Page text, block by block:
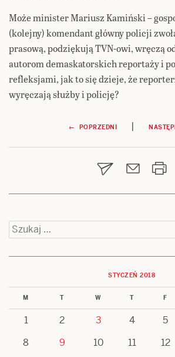
Może minister Mariusz Kamiński –
(kolejny) komendant główny policji
prasową, podziękują TVN-owi, wręczą
autorom demaskatorskich reportaży i
refleksjami, jak to się dzieje, że
wyręczają służby i policję?
Nawigacja
wpisu
← POPRZEDNI |
Szukaj:
STYCZEŃ 2018
M T W T F
1 2 3 4 5
8
9 10 11 12